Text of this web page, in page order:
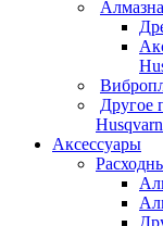
Другое
Аксессуары